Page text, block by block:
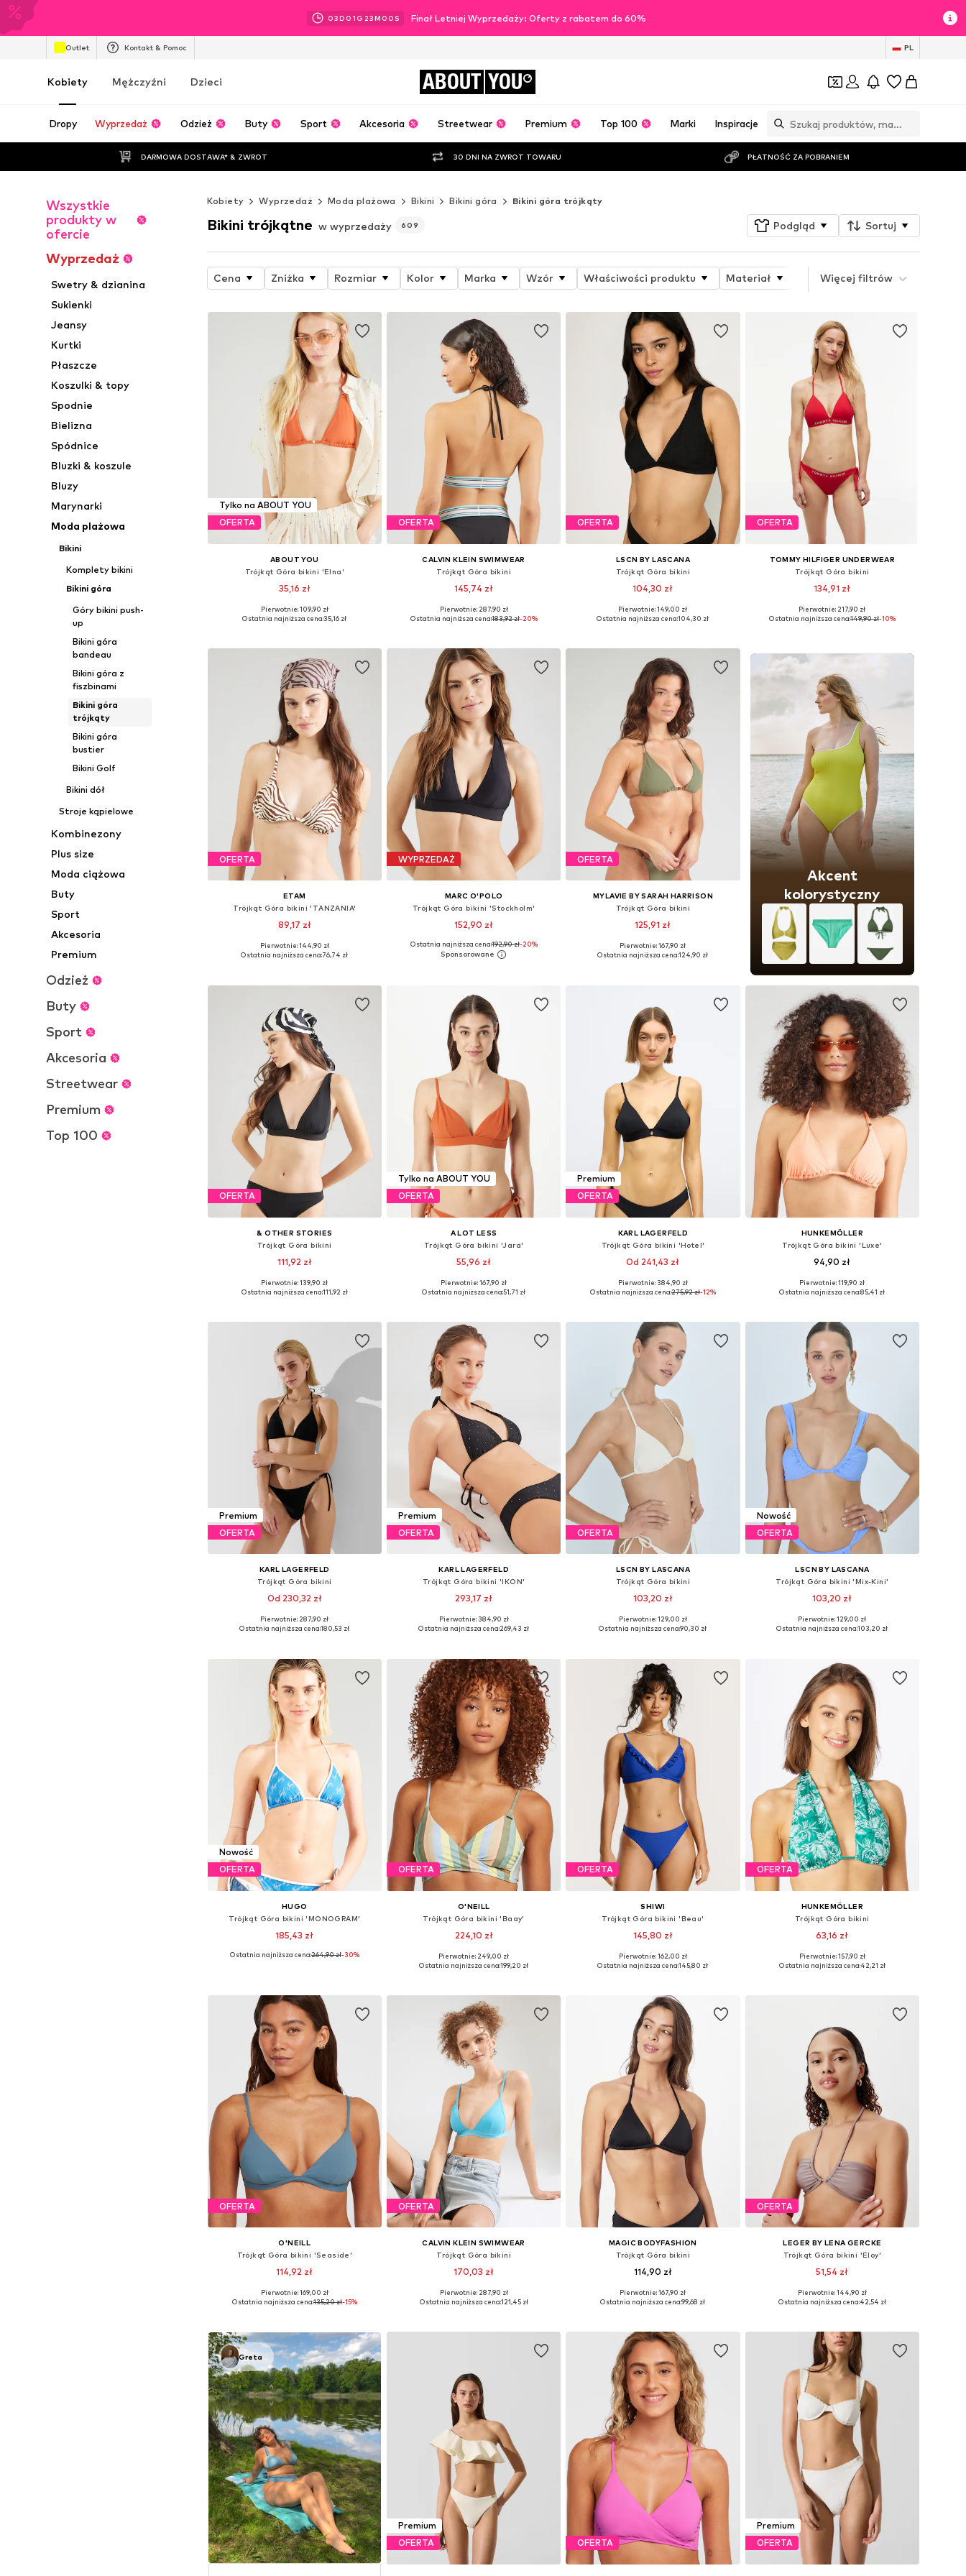
03D 01 G 22M 57 S Finał Letniej Wyprzedaży: Oferty z rabatem do 60%
Outlet Kontakt & Pomoc PL
Kobiety Mężczyźni Dzieci ABOUT YOU
Dropy Wyprzedaż Odzież Buty Sport Akcesoria Streetwear Premium Top 100 Marki Inspiracje
DARMOWA DOSTAWA* & ZWROT 30 DNI NA ZWROT TOWARU PŁATNOŚĆ ZA POBRANIEM
Wszystkie
produkty w
ofercie
Wyprzedaż
Swetry & dzianina
Sukienki
Jeansy
Kurtki
Płaszcze
Koszulki & topy
Spodnie
Bielizna
Spódnice
Bluzki & koszule
Bluzy
Marynarki
Moda plażowa
Bikini
Komplety bikini
Bikini góra
Góry bikini push-
up
Bikini góra
bandeau
Bikini góra z
fiszbinami
Bikini góra
trójkąty
Bikini góra
bustier
Bikini Golf
Bikini dół
Stroje kąpielowe
Kombinezony
Plus size
Moda ciążowa
Buty
Sport
Akcesoria
Premium
Odzież
Buty
Sport
Akcesoria
Streetwear
Premium
Top 100
Kobiety Wyprzedaż Moda plażowa Bikini Bikini góra Bikini góra trójkąty
Bikini trójkątne w wyprzedaży 609 Podgląd Sortuj
Cena Zniżka Rozmiar Kolor Marka Wzór Właściwości produktu Materiał Specjalne rozmiary
Więcej filtrów
Tylko na ABOUT YOU
OFERTA
ABOUT YOU
Trójkąt Góra bikini 'Elna'
35,16 zł
Dostępne rozmiary: 70, 75, 75, 80, 80, 85
Pierwotnie: 109,90 zł
Ostatnia najniższa cena:35,16 zł
OFERTA
CALVIN KLEIN SWIMWEAR
Trójkąt Góra bikini
145,74 zł
Dostępne rozmiary: 70, 75, 80, 90
Pierwotnie: 287,90 zł
Ostatnia najniższa cena:183,92 zł-20%
OFERTA
LSCN BY LASCANA
Trójkąt Góra bikini
104,30 zł
Dostępne rozmiary: 75, 80, 90
Pierwotnie: 149,00 zł
Ostatnia najniższa cena:104,30 zł
OFERTA
TOMMY HILFIGER UNDERWEAR
Trójkąt Góra bikini
134,91 zł
Dostępne rozmiary: 70, 75, 80, 90, 100
Pierwotnie: 217,90 zł
Ostatnia najniższa cena:149,90 zł-10%
OFERTA
ETAM
Trójkąt Góra bikini 'TANZANIA'
89,17 zł
Dostępne rozmiary: 65, 70, 75, 80
Pierwotnie: 144,90 zł
Ostatnia najniższa cena:76,74 zł
WYPRZEDAŻ
MARC O'POLO
Trójkąt Góra bikini 'Stockholm'
152,90 zł
Dostępne rozmiary: 75, 80, 90
Ostatnia najniższa cena:192,90 zł-20%
OFERTA
MYLAVIE BY SARAH HARRISON
Trójkąt Góra bikini
125,91 zł
Dostępne rozmiary: 70, 75, 80, 90, 100
Pierwotnie: 167,90 zł
Ostatnia najniższa cena:124,90 zł
Akcent
kolorystyczny
OFERTA
& OTHER STORIES
Trójkąt Góra bikini
111,92 zł
Dostępne rozmiary: 70, 75, 75, 80, 80, 85
Pierwotnie: 139,90 zł
Ostatnia najniższa cena:111,92 zł
Tylko na ABOUT YOU
OFERTA
A LOT LESS
Trójkąt Góra bikini 'Jara'
55,96 zł
Dostępne rozmiary: 70, 75, 80, 110, 120
Pierwotnie: 167,90 zł
Ostatnia najniższa cena:51,71 zł
Premium
OFERTA
KARL LAGERFELD
Trójkąt Góra bikini 'Hotel'
Od 241,43 zł
Dostępne rozmiary: 70, 75, 80, 90
Pierwotnie: 384,90 zł
Ostatnia najniższa cena:275,92 zł-12%
HUNKEMÖLLER
Trójkąt Góra bikini 'Luxe'
94,90 zł
Dostępne rozmiary: 75, 80, 90, 100
Pierwotnie: 119,90 zł
Ostatnia najniższa cena:85,41 zł
Premium
OFERTA
KARL LAGERFELD
Trójkąt Góra bikini
Od 230,32 zł
Dostępne rozmiary: 75, 80, 90, 100
Pierwotnie: 287,90 zł
Ostatnia najniższa cena:180,53 zł
Premium
OFERTA
KARL LAGERFELD
Trójkąt Góra bikini 'IKON'
293,17 zł
Dostępne rozmiary: 75, 80, 90
Pierwotnie: 384,90 zł
Ostatnia najniższa cena:269,43 zł
OFERTA
LSCN BY LASCANA
Trójkąt Góra bikini
103,20 zł
Dostępne rozmiary: 75, 80, 90
Pierwotnie: 129,00 zł
Ostatnia najniższa cena:90,30 zł
Nowość
OFERTA
LSCN BY LASCANA
Trójkąt Góra bikini 'Mix-Kini'
103,20 zł
Dostępne w różnych rozmiarach
Pierwotnie: 129,00 zł
Ostatnia najniższa cena:103,20 zł
Nowość
OFERTA
HUGO
Trójkąt Góra bikini 'MONOGRAM'
185,43 zł
Dostępne rozmiary: 70, 75, 80, 90
Ostatnia najniższa cena:264,90 zł-30%
OFERTA
O'NEILL
Trójkąt Góra bikini 'Baay'
224,10 zł
Dostępne rozmiary: 70, 75, 75
Pierwotnie: 249,00 zł
Ostatnia najniższa cena:199,20 zł
OFERTA
SHIWI
Trójkąt Góra bikini 'Beau'
145,80 zł
Dostępne rozmiary: 75, 80, 85, 90, 95
Pierwotnie: 162,00 zł
Ostatnia najniższa cena:145,80 zł
OFERTA
HUNKEMÖLLER
Trójkąt Góra bikini
63,16 zł
Dostępne rozmiary: 75, 80, 90
Pierwotnie: 157,90 zł
Ostatnia najniższa cena:42,21 zł
OFERTA
O'NEILL
Trójkąt Góra bikini 'Seaside'
114,92 zł
Dostępne rozmiary: 70, 75, 75, 80, 80
Pierwotnie: 169,00 zł
Ostatnia najniższa cena:135,20 zł-15%
OFERTA
CALVIN KLEIN SWIMWEAR
Trójkąt Góra bikini
170,03 zł
Dostępne rozmiary: 70, 75, 80, 90
Pierwotnie: 287,90 zł
Ostatnia najniższa cena:121,45 zł
MAGIC BODYFASHION
Trójkąt Góra bikini
114,90 zł
Dostępne rozmiary: 75, 80, 100
Pierwotnie: 167,90 zł
Ostatnia najniższa cena:99,68 zł
OFERTA
LEGER BY LENA GERCKE
Trójkąt Góra bikini 'Eloy'
51,54 zł
Dostępne rozmiary: 70, 75, 75, 80, 80, 85
Pierwotnie: 144,90 zł
Ostatnia najniższa cena:42,54 zł
Greta
Premium
OFERTA
OFERTA
Premium
OFERTA